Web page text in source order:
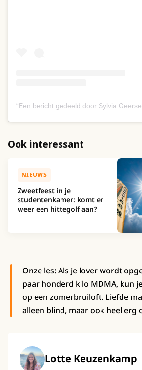
Een bericht gedeeld door Sylvia
Ook interessant
NIEUWS
Zweetfeest in je
studentenkamer: komt er
weer een hittegolf aan?
Onze les: Als je lover wordt
paar honderd kilo MDMA, kun
op een zomerbruiloft. Liefde
alleen blind, maar ook heel erg
Lotte Keuzenkamp